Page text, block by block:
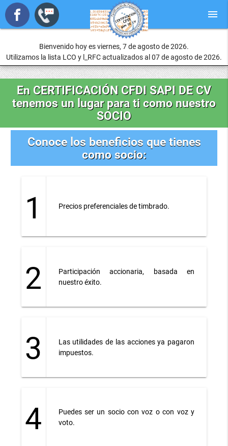
menu
Bienvenido hoy es viernes, 7 de agosto de 2026.
Utilizamos la lista LCO y l_RFC actualizados al 07 de agosto de 2026.
En CERTIFICACIÓN CFDI SAPI DE CV
tenemos un lugar para ti como nuestro
SOCIO
Conoce los beneficios que tienes
como socio:
1 Precios preferenciales de timbrado.
2
Participación accionaria, basada en
nuestro éxito.
3
Las utilidades de las acciones ya pagaron
impuestos.
4
Puedes ser un socio con voz o con voz y
voto.